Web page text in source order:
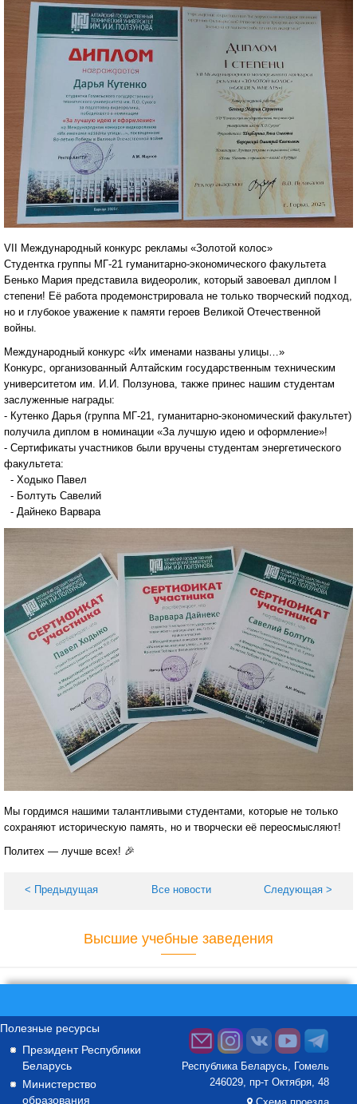
VII Международный конкурс рекламы «Золотой колос»
Студентка группы МГ-21 гуманитарно-экономического факультета
Бенько Мария представила видеоролик, который завоевал диплом I
степени! Её работа продемонстрировала не только творческий подход,
но и глубокое уважение к памяти героев Великой Отечественной
войны.
Международный конкурс «Их именами названы улицы…»
Конкурс, организованный Алтайским государственным техническим
университетом им. И.И. Ползунова, также принес нашим студентам
заслуженные награды:
- Кутенко Дарья (группа МГ-21, гуманитарно-экономический факультет)
получила диплом в номинации «За лучшую идею и оформление»!
- Сертификаты участников были вручены студентам энергетического
факультета:
- Ходыко Павел
- Болтуть Савелий
- Дайнеко Варвара
Мы гордимся нашими талантливыми студентами, которые не только
сохраняют историческую память, но и творчески её переосмысляют!
Политех — лучше всех! 🎉
< Предыдущая Все новости Следующая >
Высшие учебные заведения
Полезные ресурсы
Президент Республики
Беларусь
Министерство
образования
Республика Беларусь, Гомель
246029, пр-т Октября, 48